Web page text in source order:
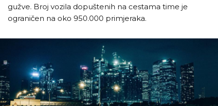
gužve. Broj vozila dopuštenih na cestama time je
ograničen na oko 950.000 primjeraka.